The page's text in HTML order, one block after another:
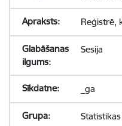
Reģistrē,
Sesija
_ga